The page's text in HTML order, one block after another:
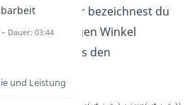
Hier bezeichnest du
zeitabhängigen Winkel
als den
Dauer: 03:44
und Leistung